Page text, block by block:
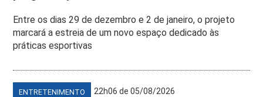
Entre os dias 29 de dezembro e 2 de janeiro, o projeto
marcará a estreia de um novo espaço dedicado às
práticas esportivas
ENTRETENIMENTO 22h06 de 05/08/2026